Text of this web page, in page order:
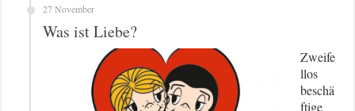
27 November
Was ist Liebe?
Zweife
llos
beschä
ftige